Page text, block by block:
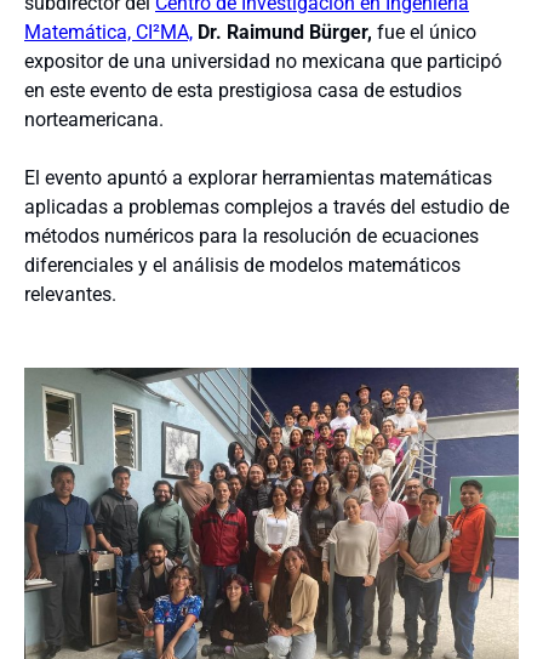
Matemática, CI²MA, Dr. Raimund Bürger, fue el único
expositor de una universidad no mexicana que participó
en este evento de esta prestigiosa casa de estudios
norteamericana.
El evento apuntó a explorar herramientas matemáticas
aplicadas a problemas complejos a través del estudio de
métodos numéricos para la resolución de ecuaciones
diferenciales y el análisis de modelos matemáticos
relevantes.